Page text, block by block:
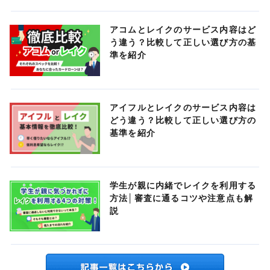
アコムとレイクのサービス内容はど
う違う？比較して正しい選び方の基
準を紹介
アイフルとレイクのサービス内容は
どう違う？比較して正しい選び方の
基準を紹介
学生が親に内緒でレイクを利用する
方法│審査に通るコツや注意点も解
説